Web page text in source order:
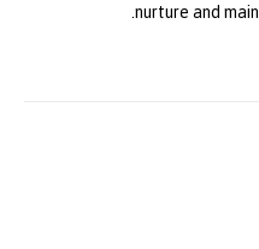
nurture and